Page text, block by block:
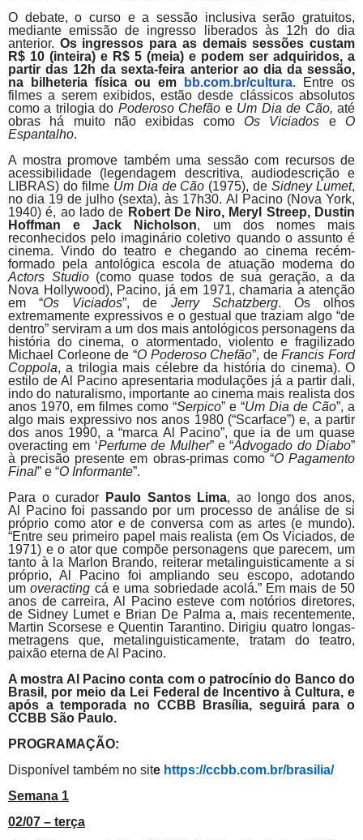
O debate, o curso e a sessão inclusiva serão gratuitos,
mediante emissão de ingresso liberados às 12h do dia
anterior. Os ingressos para as demais sessões custam
R$ 10 (inteira) e R$ 5 (meia) e podem ser adquiridos, a
partir das 12h da sexta-feira anteriorao dia da sessão,
na bilheteria física ou em
bb.com.br/cultura.
Entre os
filmes a serem exibidos, estão desde clássicos absolutos
como a trilogia do Poderoso Chefão e Um Dia de Cão, até
obras há muito não exibidas como Os Viciados e O
Espantalho.
A mostra promove também uma sessão com recursos de
acessibilidade (legendagem descritiva, audiodescrição e
LIBRAS) do filme Um Dia de Cão (1975), deSidney Lumet,
no dia 19 de julho (sexta), às 17h30. Al Pacino (Nova York,
1940) é, ao lado de Robert De Niro, Meryl Streep, Dustin
Hoffman e Jack Nicholson, um dos nomes mais
reconhecidos pelo imaginário coletivo quando o assunto é
cinema.Vindo do teatro e chegando ao cinema recém-
formado pela antológica escola de atuação moderna do
Actors Studio(como quase todos de sua geração, a da
Nova Hollywood), Pacino, já em 1971, chamaria a atenção
em “Os Viciados”, de Jerry Schatzberg. Os olhos
extremamente expressivos e o gestual que traziam algo “de
dentro” serviram a um dos mais antológicos personagens da
história do cinema, o atormentado, violento e fragilizado
Michael Corleone de “O Poderoso Chefão”, deFrancis Ford
Coppola, a trilogia mais célebre da história do cinema). O
estilo de Al
Pacino apresentaria modulações já a partir dali,
indo do naturalismo, importante ao cinema mais realista dos
anos 1970, em filmes como “Serpico” e “Um Dia de Cão”, a
algo mais expressivo nos anos 1980 (“Scarface”) e, a partir
dos anos 1990, a “marca Al
Pacino”, que ia de um quase
overacting em ‘Perfume de Mulher” e “Advogado do Diabo”
à precisão presente em obras-primas como “O Pagamento
Final” e “O Informante”.
Para o curador
Paulo Santos Lima, ao longo dos anos,
Al
Pacino foi passando por um processo de análise de si
próprio como ator e de conversa com as artes (e mundo).
“Entre seu primeiro papel mais realista (em Os Viciados, de
1971) e o ator que compõe personagens que parecem, um
tanto à la Marlon Brando, reiterar metalinguisticamente a si
próprio, Al
Pacino
foi ampliando seu escopo, adotando
um overacting cá e uma sobriedade acolá.” Em mais de 50
anos de carreira, Al
Pacino esteve com notórios diretores,
de Sidney Lumet e Brian De Palma a, mais recentemente,
Martin Scorsese e Quentin Tarantino. Dirigiu quatro longas-
metragens que, metalinguisticamente, tratam do teatro,
paixão eterna de Al Pacino.
A mostra Al
Pacino conta com o patrocínio do Banco do
Brasil, por meio da Lei Federal de Incentivo à Cultura, e
após a temporada no CCBB Brasília, seguirá para o
CCBB São Paulo.
PROGRAMAÇÃO:
Disponível também no site https://ccbb.com.br/brasilia/
Semana 1
02/07 – terça